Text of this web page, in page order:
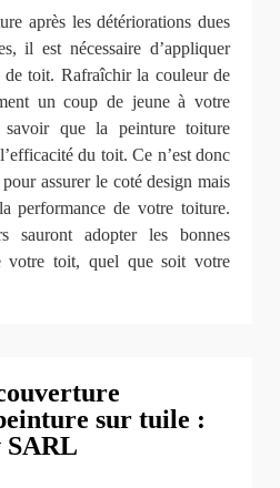
après les détériorations dues
il est nécessaire d’appliquer
de toit. Rafraîchir la couleur de
un coup de jeune à votre
que la peinture toiture
du toit. Ce n’est donc
assurer le coté design mais
performance de votre toiture.
sauront adopter les bonnes
votre toit, quel que soit votre
sur tuile :
SARL